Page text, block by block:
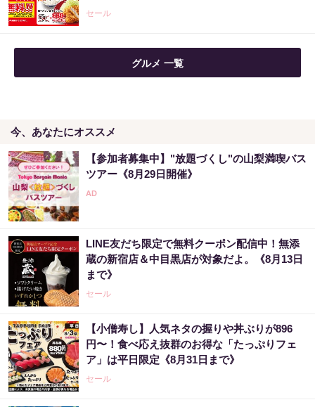
セール
グルメ 一覧
今、あなたにオススメ
【参加者募集中】"放題づくし"の山梨満喫バス
ツアー《8月29日開催》
LINE友だち限定で無料クーポン配信中！無添
蔵の新宿店＆中目黒店が対象だよ。《8月13日
まで》
セール
【小僧寿し】人気ネタの握りや丼ぶりが896
円〜！食べ応え抜群のお得な「たっぷりフェ
ア」は平日限定《8月31日まで》
セール